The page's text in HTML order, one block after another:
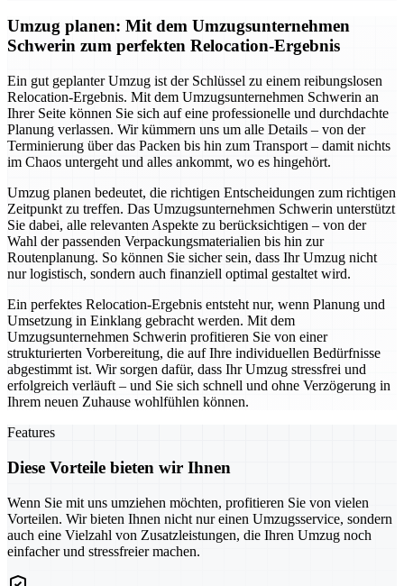
Umzug planen: Mit dem Umzugsunternehmen
Schwerin zum perfekten Relocation-Ergebnis
Ein gut geplanter Umzug ist der Schlüssel zu einem reibungslosen
Relocation-Ergebnis. Mit dem Umzugsunternehmen Schwerin an
Ihrer Seite können Sie sich auf eine professionelle und durchdachte
Planung verlassen. Wir kümmern uns um alle Details – von der
Terminierung über das Packen bis hin zum Transport – damit nichts
im Chaos untergeht und alles ankommt, wo es hingehört.
Umzug planen bedeutet, die richtigen Entscheidungen zum richtigen
Zeitpunkt zu treffen. Das Umzugsunternehmen Schwerin unterstützt
Sie dabei, alle relevanten Aspekte zu berücksichtigen – von der
Wahl der passenden Verpackungsmaterialien bis hin zur
Routenplanung. So können Sie sicher sein, dass Ihr Umzug nicht
nur logistisch, sondern auch finanziell optimal gestaltet wird.
Ein perfektes Relocation-Ergebnis entsteht nur, wenn Planung und
Umsetzung in Einklang gebracht werden. Mit dem
Umzugsunternehmen Schwerin profitieren Sie von einer
strukturierten Vorbereitung, die auf Ihre individuellen Bedürfnisse
abgestimmt ist. Wir sorgen dafür, dass Ihr Umzug stressfrei und
erfolgreich verläuft – und Sie sich schnell und ohne Verzögerung in
Ihrem neuen Zuhause wohlfühlen können.
Features
Diese Vorteile bieten wir Ihnen
Wenn Sie mit uns umziehen möchten, profitieren Sie von vielen
Vorteilen. Wir bieten Ihnen nicht nur einen Umzugsservice, sondern
auch eine Vielzahl von Zusatzleistungen, die Ihren Umzug noch
einfacher und stressfreier machen.